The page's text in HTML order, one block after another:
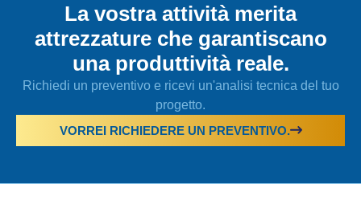
La vostra attività merita
attrezzature che garantiscano
una produttività reale.
Richiedi un preventivo e ricevi un'analisi tecnica del tuo
progetto.
VORREI RICHIEDERE UN PREVENTIVO.